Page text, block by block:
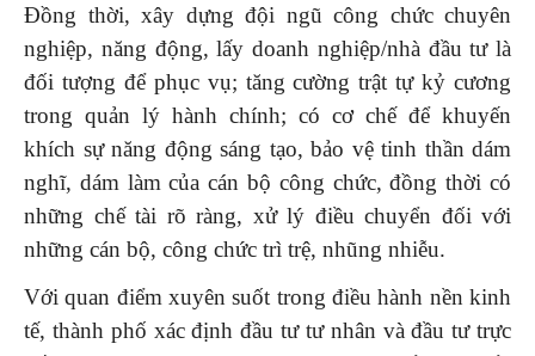
Đồng thời, xây dựng đội ngũ công chức chuyên
nghiệp, năng động, lấy doanh nghiệp/nhà đầu tư là
đối tượng để phục vụ; tăng cường trật tự kỷ cương
trong quản lý hành chính; có cơ chế để khuyến
khích sự năng động sáng tạo, bảo vệ tinh thần dám
nghĩ, dám làm của cán bộ công chức, đồng thời có
những chế tài rõ ràng, xử lý điều chuyển đối với
những cán bộ, công chức trì trệ, nhũng nhiễu.
Với quan điểm xuyên suốt trong điều hành nền kinh
tế, thành phố xác định đầu tư tư nhân và đầu tư trực